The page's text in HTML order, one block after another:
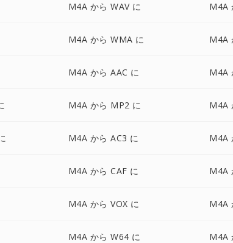
M4A から WAV に M4A
M4A から WMA に M4A
M4A から AAC に M4A
M4A から MP2 に M4A
M4A から AC3 に M4A
M4A から CAF に M4A
M4A から VOX に M4A
M4A から W64 に M4A